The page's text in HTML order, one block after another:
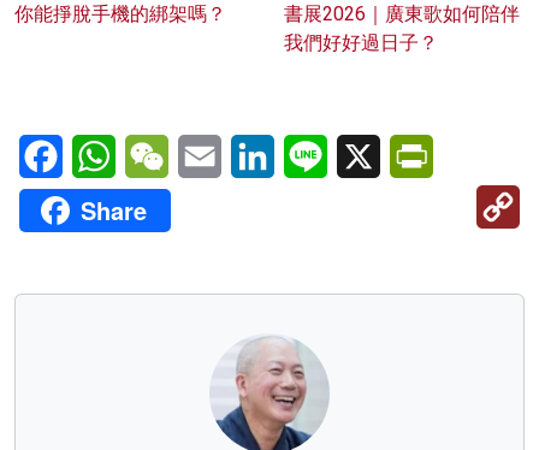
你能掙脫手機的綁架嗎？
書展2026｜廣東歌如何陪伴
我們好好過日子？
FacebookWhatsAppWeChatEmail LinkedInLine X
Share